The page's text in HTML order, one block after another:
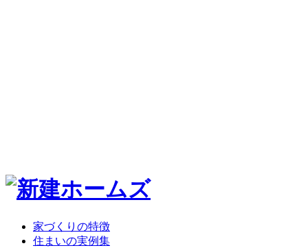
家づくりの特徴
住まいの実例集